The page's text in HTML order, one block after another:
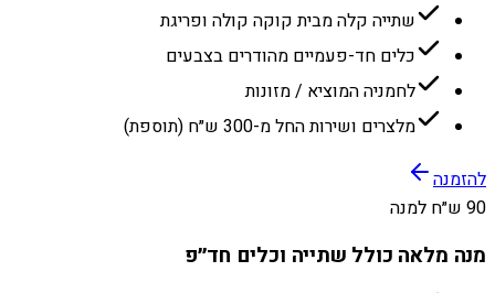
שתייה קלה מבית קוקה קולה ופריגת
כלים חד-פעמיים מהודרים בצבעים
לחמניה המוציא / מזונות
מלצרים ושירות החל מ-300 ש״ח (תוספת)
להזמנה
90 ש״ח למנה
מנה מלאה כולל שתייה וכלים חד״פ